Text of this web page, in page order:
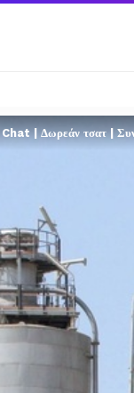
| Δωρεάν τσατ |